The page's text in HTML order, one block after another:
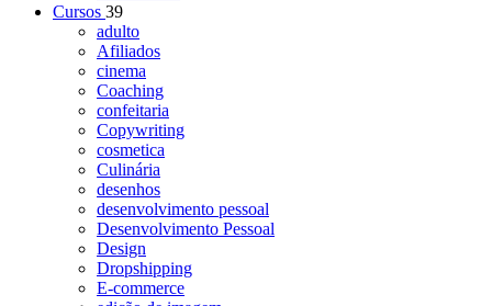
Cursos 39
adulto
Afiliados
cinema
Coaching
confeitaria
Copywriting
cosmetica
Culinária
desenhos
desenvolvimento pessoal
Desenvolvimento Pessoal
Design
Dropshipping
E-commerce